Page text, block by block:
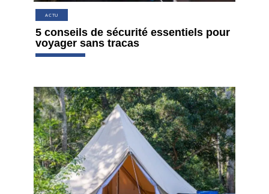
ACTU
5 conseils de sécurité essentiels pour
voyager sans tracas